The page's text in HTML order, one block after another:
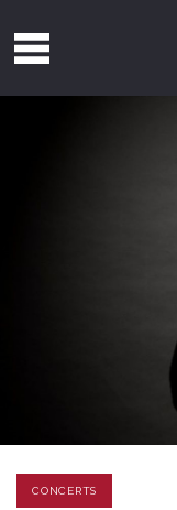
CONCERTS